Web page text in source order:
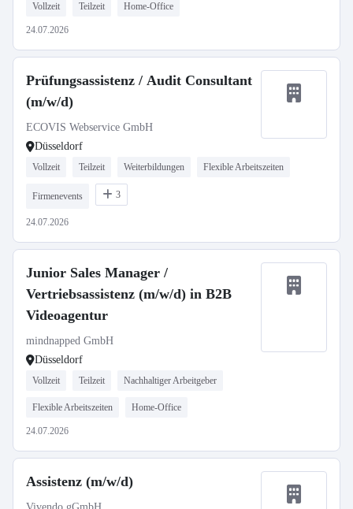
Vollzeit Teilzeit Home-Office
24.07.2026
Prüfungsassistenz / Audit Consultant
(m/w/d)
ECOVIS Webservice GmbH
Düsseldorf
Vollzeit Teilzeit Weiterbildungen Flexible Arbeitszeiten
Firmenevents 3
24.07.2026
Junior Sales Manager /
Vertriebsassistenz (m/w/d) in B2B
Videoagentur
mindnapped GmbH
Düsseldorf
Vollzeit Teilzeit Nachhaltiger Arbeitgeber
Flexible Arbeitszeiten Home-Office
24.07.2026
Assistenz (m/w/d)